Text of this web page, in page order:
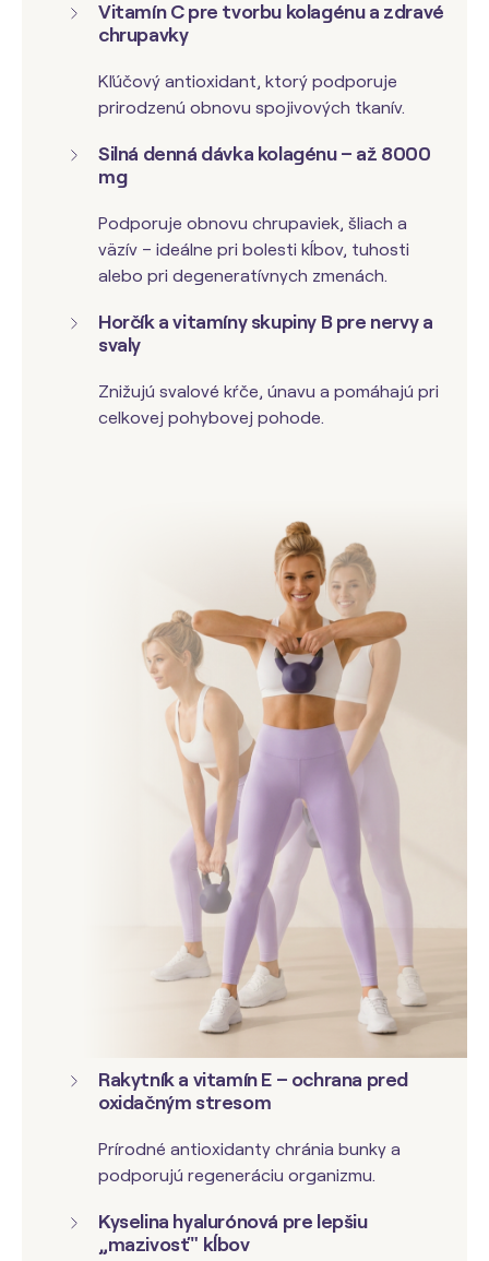
Vitamín C pre tvorbu kolagénu a zdravé
chrupavky
Kľúčový antioxidant, ktorý podporuje
prirodzenú obnovu spojivových tkanív.
Silná denná dávka kolagénu – až 8000
mg
Podporuje obnovu chrupaviek, šliach a
väzív – ideálne pri bolesti kĺbov, tuhosti
alebo pri degeneratívnych zmenách.
Horčík a vitamíny skupiny B pre nervy a
svaly
Znižujú svalové kŕče, únavu a pomáhajú pri
celkovej pohybovej pohode.
Rakytník a vitamín E – ochrana pred
oxidačným stresom
Prírodné antioxidanty chránia bunky a
podporujú regeneráciu organizmu.
Kyselina hyalurónová pre lepšiu
„mazivosť" kĺbov